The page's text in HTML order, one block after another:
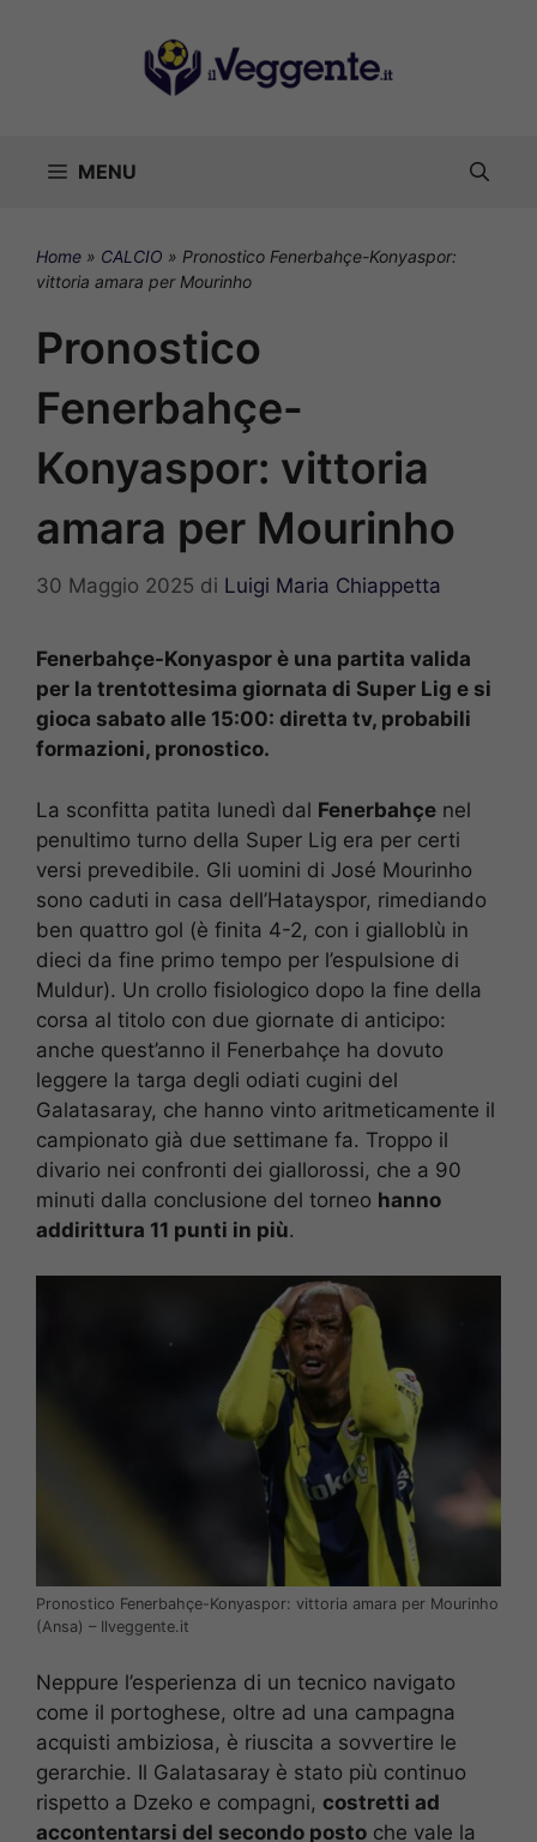
MENU
Home » CALCIO » Pronostico Fenerbahçe-Konyaspor:
vittoria amara per Mourinho
Pronostico
Fenerbahçe-
Konyaspor: vittoria
amara per Mourinho
30 Maggio 2025 di Luigi Maria Chiappetta
Fenerbahçe-Konyaspor è una partita valida
per la trentottesima giornata di Super Lig e si
gioca sabato alle 15:00: diretta tv, probabili
formazioni, pronostico.
La sconfitta patita lunedì dal Fenerbahçe nel
penultimo turno della Super Lig era per certi
versi prevedibile. Gli uomini di José Mourinho
sono caduti in casa dell’Hatayspor, rimediando
ben quattro gol (è finita 4-2, con i gialloblù in
dieci da fine primo tempo per l’espulsione di
Muldur). Un crollo fisiologico dopo la fine della
corsa al titolo con due giornate di anticipo:
anche quest’anno il Fenerbahçe ha dovuto
leggere la targa degli odiati cugini del
Galatasaray, che hanno vinto aritmeticamente il
campionato già due settimane fa. Troppo il
divario nei confronti dei giallorossi, che a 90
minuti dalla conclusione del torneo hanno
addirittura 11 punti in più.
Pronostico Fenerbahçe-Konyaspor: vittoria amara per Mourinho
(Ansa) – Ilveggente.it
Neppure l’esperienza di un tecnico navigato
come il portoghese, oltre ad una campagna
acquisti ambiziosa, è riuscita a sovvertire le
gerarchie. Il Galatasaray è stato più continuo
rispetto a Dzeko e compagni, costretti ad
accontentarsi del secondo posto che vale la